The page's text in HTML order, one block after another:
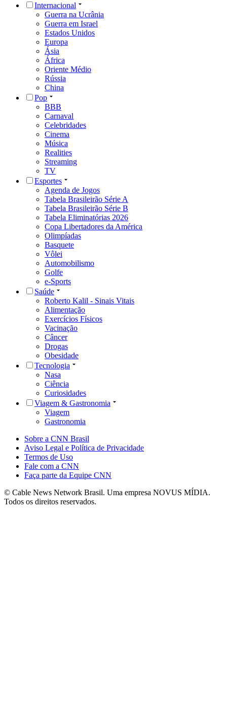
Internacional
Guerra na Ucrânia
Guerra em Israel
Estados Unidos
Europa
Ásia
África
Oriente Médio
Rússia
China
Pop
BBB
Carnaval
Celebridades
Cinema
Música
Realities
Streaming
TV
Esportes
Agenda de Jogos
Tabela Brasileirão Série A
Tabela Brasileirão Série B
Tabela Eliminatórias 2026
Copa Libertadores da América
Olimpíadas
Basquete
Vôlei
Automobilismo
Golfe
e-Sports
Saúde
Roberto Kalil - Sinais Vitais
Alimentação
Exercícios Físicos
Vacinação
Câncer
Drogas
Obesidade
Tecnologia
Nasa
Ciência
Curiosidades
Viagem & Gastronomia
Viagem
Gastronomia
Sobre a CNN Brasil
Aviso Legal e Política de Privacidade
Termos de Uso
Fale com a CNN
Faça parte da Equipe CNN
© Cable News Network Brasil. Uma empresa NOVUS MÍDIA.
Todos os direitos reservados.